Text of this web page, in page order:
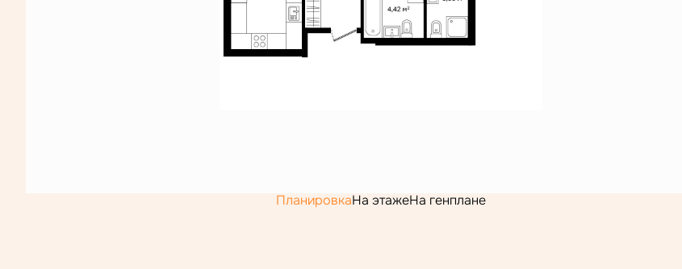
ПланировкаНа этажеНа генплане